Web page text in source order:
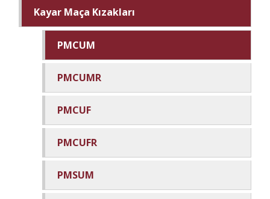
Kayar Maça Kızakları
PMCUM
PMCUMR
PMCUF
PMCUFR
PMSUM